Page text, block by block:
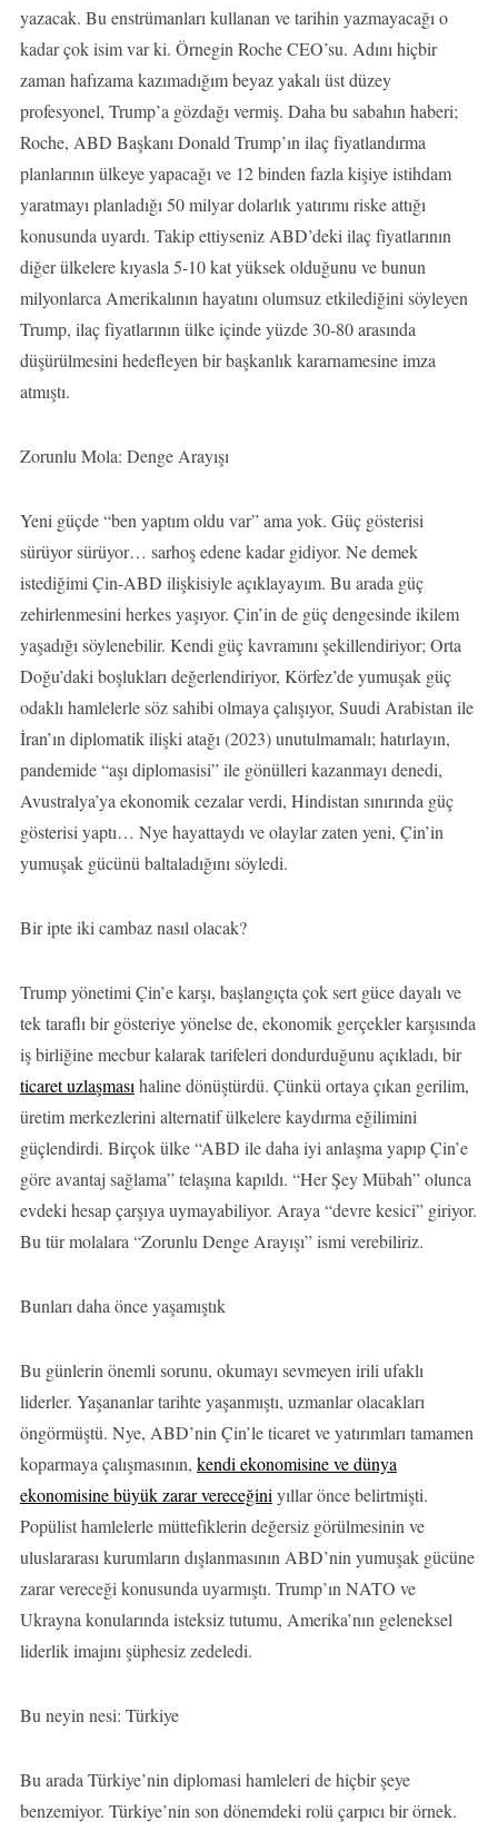
yazacak. Bu enstrümanları kullanan ve tarihin yazmayacağı o
kadar çok isim var ki. Örnegin Roche CEO’su. Adını hiçbir
zaman hafızama kazımadığım beyaz yakalı üst düzey
profesyonel, Trump’a gözdağı vermiş. Daha bu sabahın haberi;
Roche, ABD Başkanı Donald Trump’ın ilaç fiyatlandırma
planlarının ülkeye yapacağı ve 12 binden fazla kişiye istihdam
yaratmayı planladığı 50 milyar dolarlık yatırımı riske attığı
konusunda uyardı. Takip ettiyseniz ABD’deki ilaç fiyatlarının
diğer ülkelere kıyasla 5-10 kat yüksek olduğunu ve bunun
milyonlarca Amerikalının hayatını olumsuz etkilediğini söyleyen
Trump, ilaç fiyatlarının ülke içinde yüzde 30-80 arasında
düşürülmesini hedefleyen bir başkanlık kararnamesine imza
atmıştı.
Zorunlu Mola: Denge Arayışı
Yeni güçde “ben yaptım oldu var” ama yok. Güç gösterisi
sürüyor sürüyor… sarhoş edene kadar gidiyor. Ne demek
istediğimi Çin-ABD ilişkisiyle açıklayayım. Bu arada güç
zehirlenmesini herkes yaşıyor. Çin’in de güç dengesinde ikilem
yaşadığı söylenebilir. Kendi güç kavramını şekillendiriyor; Orta
Doğu’daki boşlukları değerlendiriyor, Körfez’de yumuşak güç
odaklı hamlelerle söz sahibi olmaya çalışıyor, Suudi Arabistan ile
İran’ın diplomatik ilişki atağı (2023) unutulmamalı; hatırlayın,
pandemide “aşı diplomasisi” ile gönülleri kazanmayı denedi,
Avustralya’ya ekonomik cezalar verdi, Hindistan sınırında güç
gösterisi yaptı… Nye hayattaydı ve olaylar zaten yeni, Çin’in
yumuşak gücünü baltaladığını söyledi.
Bir ipte iki cambaz nasıl olacak?
Trump yönetimi Çin’e karşı, başlangıçta çok sert güce dayalı ve
tek taraflı bir gösteriye yönelse de, ekonomik gerçekler karşısında
iş birliğine mecbur kalarak tarifeleri dondurduğunu açıkladı, bir
ticaret uzlaşmasıhaline dönüştürdü. Çünkü ortaya çıkan gerilim,
üretim merkezlerini alternatif ülkelere kaydırma eğilimini
güçlendirdi. Birçok ülke “ABD ile daha iyi anlaşma yapıp Çin’e
göre avantaj sağlama” telaşına kapıldı. “Her Şey Mübah” olunca
evdeki hesap çarşıya uymayabiliyor. Araya “devre kesici” giriyor.
Bu tür molalara “Zorunlu Denge Arayışı” ismi verebiliriz.
Bunları daha önce yaşamıştık
Bu günlerin önemli sorunu, okumayı sevmeyen irili ufaklı
liderler. Yaşananlar tarihte yaşanmıştı, uzmanlar olacakları
öngörmüştü. Nye, ABD’nin Çin’le ticaret ve yatırımları tamamen
koparmaya çalışmasının, kendi ekonomisine ve dünya
ekonomisine büyük zarar vereceğiniyıllar önce belirtmişti.
Popülist hamlelerle müttefiklerin değersiz görülmesinin ve
uluslararası kurumların dışlanmasının ABD’nin yumuşak gücüne
zarar vereceği konusunda uyarmıştı. Trump’ın NATO ve
Ukrayna konularında isteksiz tutumu, Amerika’nın geleneksel
liderlik imajını şüphesiz zedeledi.
Bu neyin nesi: Türkiye
Bu arada Türkiye’nin diplomasi hamleleri de hiçbir şeye
benzemiyor. Türkiye’nin son dönemdeki rolü çarpıcı bir örnek.